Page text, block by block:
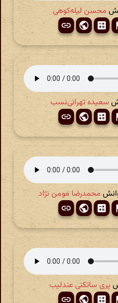
محسن لیله‌کوهی
سعیده تهرانی‌نسب
محمدرضا مومن نژاد
پری ساتکنی عندلیب